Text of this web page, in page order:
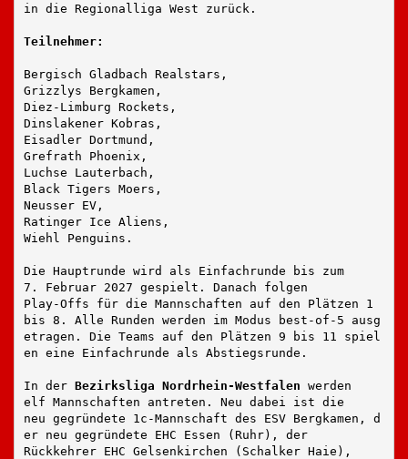
in die Regionalliga West zurück.
Teilnehmer:
Bergisch Gladbach Realstars,
Grizzlys Bergkamen,
Diez-Limburg Rockets,
Dinslakener Kobras,
Eisadler Dortmund,
Grefrath Phoenix,
Luchse Lauterbach,
Black Tigers Moers,
Neusser EV,
Ratinger Ice Aliens,
Wiehl Penguins.
Die Hauptrunde wird als Einfachrunde bis zum
7. Februar 2027 gespielt. Danach folgen
Play-Offs für die Mannschaften auf den Plätzen 1
bis 8. Alle Runden werden im Modus best-of-5 ausg
etragen. Die Teams auf den Plätzen 9 bis 11 spiel
en eine Einfachrunde als Abstiegsrunde.
In der Bezirksliga Nordrhein-Westfalen werden
elf Mannschaften antreten. Neu dabei ist die
neu gegründete 1c-Mannschaft des ESV Bergkamen, d
er neu gegründete EHC Essen (Ruhr), der
Rückkehrer EHC Gelsenkirchen (Schalker Haie),